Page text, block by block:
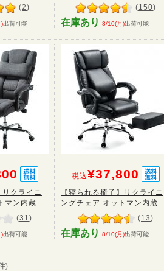
(2)
)出荷可能
(150)
在庫あり 8/10(月)出荷可能
リクライニ
マン内蔵 ...
(31 )
)出荷可能
税込¥37,800
【寝られる椅子】リクライニ
ングチェア オットマン内蔵...
(13)
在庫あり 8/10(月)出荷可能
)